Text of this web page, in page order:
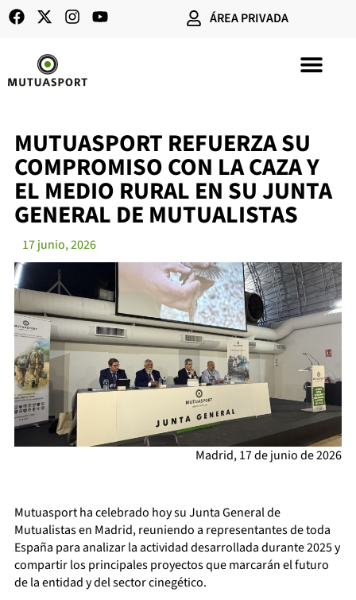
ÁREA PRIVADA
MUTUASPORT REFUERZA SU
COMPROMISO CON LA CAZA Y
EL MEDIO RURAL EN SU JUNTA
GENERAL DE MUTUALISTAS
17 junio, 2026
Madrid, 17 de junio de 2026
Mutuasport ha celebrado hoy su Junta General de
Mutualistas en Madrid, reuniendo a representantes de toda
España para analizar la actividad desarrollada durante 2025 y
compartir los principales proyectos que marcarán el futuro
de la entidad y del sector cinegético.